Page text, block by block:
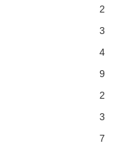
2
3
4
9
2
3
7